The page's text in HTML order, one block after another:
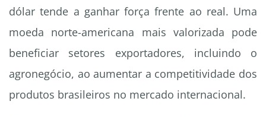
dólar tende a ganhar força frente ao real. Uma
moeda norte-americana mais valorizada pode
beneficiar setores exportadores, incluindo o
agronegócio, ao aumentar a competitividade dos
produtos brasileiros no mercado internacional.